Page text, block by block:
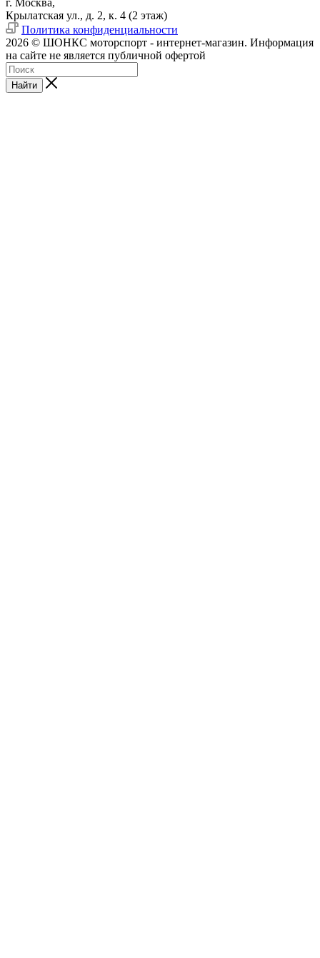
Крылатская ул., д. 2, к. 4 (2 этаж)
Политика конфиденциальности
2026 © ШОНКС моторспорт - интернет-магазин. Информация
на сайте не является публичной офертой
Найти